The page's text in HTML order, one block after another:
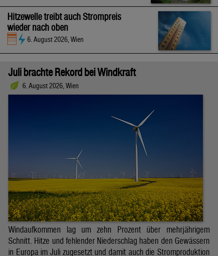
Hitzewelle treibt auch Strompreis
wieder nach oben
6. August 2026, Wien
Juli brachte Rekord bei Windkraft
6. August 2026, Wien
Windaufkommen lag um zehn Prozent über mehrjährigem
Schnitt. Hitze und fehlender Niederschlag haben den Gewässern
in Europa im Juli zugesetzt und damit auch die Stromproduktion